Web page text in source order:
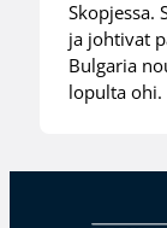
Skopjessa.
ja johtivat
Bulgaria
lopulta ohi.